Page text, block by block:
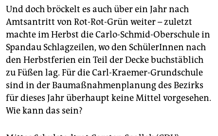
Und doch bröckelt es auch über ein Jahr nach
Amtsantritt von Rot-Rot-Grün weiter – zuletzt
machte im Herbst die Carlo-Schmid-Oberschule in
Spandau Schlagzeilen, wo den SchülerInnen nach
den Herbstferien ein Teil der Decke buchstäblich
zu Füßen lag. Für die Carl-Kraemer-Grundschule
sind in der Baumaßnahmenplanung des Bezirks
für dieses Jahr überhaupt keine Mittel vorgesehen.
Wie kann das sein?